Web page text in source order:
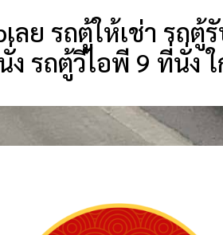
ลย รถตู้ให้เช่า รถตู้
ง รถตู้วีไอพี 9 ที่นั่ง